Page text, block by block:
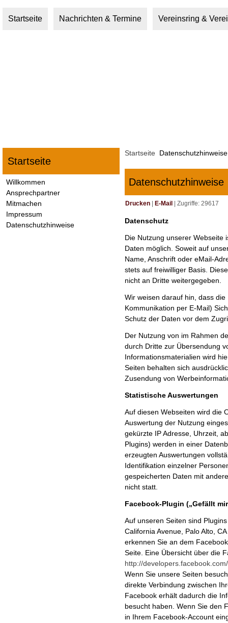
Startseite Nachrichten & Termine Vereinsring &
Startseite
Willkommen
Ansprechpartner
Mitmachen
Impressum
Datenschutzhinweise
Startseite Datenschutzhinweise
Datenschutzhinweise
Drucken E-Mail Zugriffe: 29617
Datenschutz
Die Nutzung unserer Webseite
Daten möglich. Soweit auf
Name, Anschrift oder eMail-
stets auf freiwilliger Basis.
nicht an Dritte weitergegeben.
Wir weisen darauf hin, dass
Kommunikation per E-Mail)
Schutz der Daten vor dem
Der Nutzung von im Rahmen
durch Dritte zur Übersendung
Informationsmaterialien wird
Seiten behalten sich
Zusendung von
Statistische Auswertungen
Auf diesen Webseiten wird die
Auswertung der Nutzung
gekürzte IP Adresse, Uhrzeit,
Plugins) werden in einer
erzeugten Auswertungen
Identifikation einzelner
gespeicherten Daten mit
nicht statt.
Facebook-Plugin („Gefällt
Auf unseren Seiten sind
California Avenue, Palo Alto,
erkennen Sie an dem
Seite. Eine Übersicht über die
http://
Wenn Sie unsere Seiten
direkte Verbindung zwischen
Facebook erhält dadurch die
besucht haben. Wenn Sie den
in Ihrem Facebook-Account